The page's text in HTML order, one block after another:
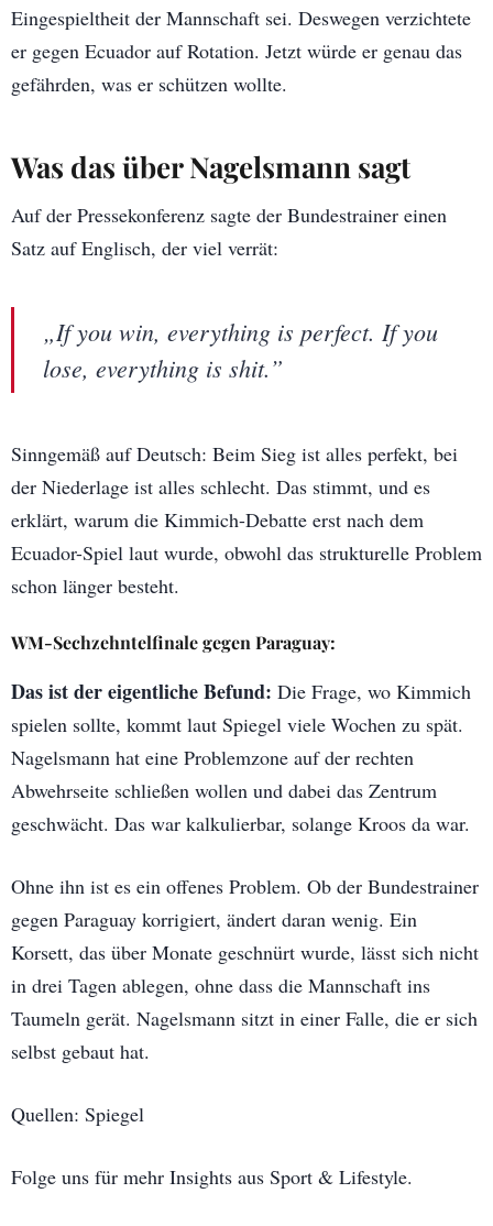
Eingespieltheit der Mannschaft sei. Deswegen verzichtete
er gegen Ecuador auf Rotation. Jetzt würde er genau das
gefährden, was er schützen wollte.
Was das über Nagelsmann sagt
Auf der Pressekonferenz sagte der Bundestrainer einen
Satz auf Englisch, der viel verrät:
„If you win, everything is perfect. If you
lose, everything is shit.”
Sinngemäß auf Deutsch: Beim Sieg ist alles perfekt, bei
der Niederlage ist alles schlecht. Das stimmt, und es
erklärt, warum die Kimmich-Debatte erst nach dem
Ecuador-Spiel laut wurde, obwohl das strukturelle Problem
schon länger besteht.
WM-Sechzehntelfinale gegen Paraguay:
Das ist der eigentliche Befund: Die Frage, wo Kimmich
spielen sollte, kommt laut Spiegel viele Wochen zu spät.
Nagelsmann hat eine Problemzone auf der rechten
Abwehrseite schließen wollen und dabei das Zentrum
geschwächt. Das war kalkulierbar, solange Kroos da war.
Ohne ihn ist es ein offenes Problem. Ob der Bundestrainer
gegen Paraguay korrigiert, ändert daran wenig. Ein
Korsett, das über Monate geschnürt wurde, lässt sich nicht
in drei Tagen ablegen, ohne dass die Mannschaft ins
Taumeln gerät. Nagelsmann sitzt in einer Falle, die er sich
selbst gebaut hat.
Quellen: Spiegel
Folge uns für mehr Insights aus Sport & Lifestyle.